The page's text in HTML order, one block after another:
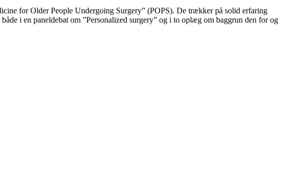
for Older People Undergoing Surgery” (POPS). De trækker på solid erfaring
i en paneldebat om ”Personalized surgery” og i to oplæg om baggrun den for og